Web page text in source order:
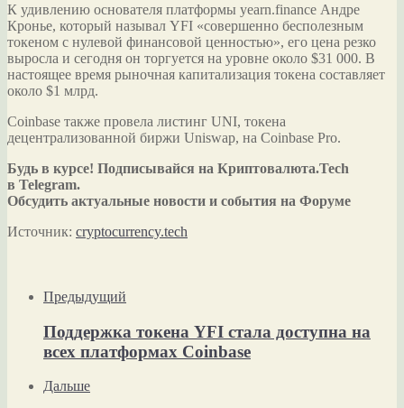
К удивлению основателя платформы yearn.finance Андре
Кронье, который называл YFI «совершенно бесполезным
токеном с нулевой финансовой ценностью», его цена резко
выросла и сегодня он торгуется на уровне около $31 000. В
настоящее время рыночная капитализация токена составляет
около $1 млрд.
Coinbase также провела листинг UNI, токена
децентрализованной биржи Uniswap, на Coinbase Pro.
Будь в курсе! Подписывайся на Криптовалюта.Tech
в Telegram.
Обсудить актуальные новости и события на Форуме
Источник: cryptocurrency.tech
Предыдущий
Поддержка токена YFI стала доступна на
всех платформах Coinbase
Дальше